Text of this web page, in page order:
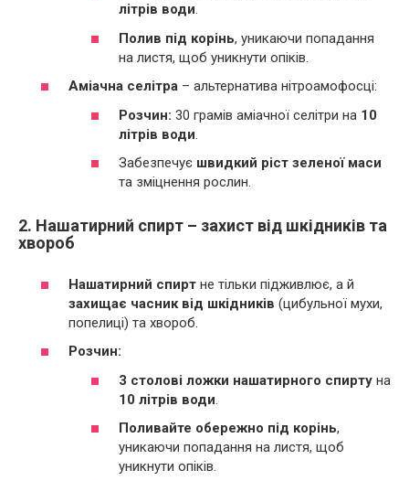
літрів води.
Полив під корінь, уникаючи попадання
на листя, щоб уникнути опіків.
Аміачна селітра – альтернатива нітроамофосці:
Розчин: 30 грамів аміачної селітри на 10
літрів води.
Забезпечує швидкий ріст зеленої маси
та зміцнення рослин.
2. Нашатирний спирт – захист від шкідників та
хвороб
Нашатирний спирт не тільки підживлює, а й
захищає часник від шкідників (цибульної мухи,
попелиці) та хвороб.
Розчин:
3 столові ложки нашатирного спирту на
10 літрів води.
Поливайте обережно під корінь,
уникаючи попадання на листя, щоб
уникнути опіків.